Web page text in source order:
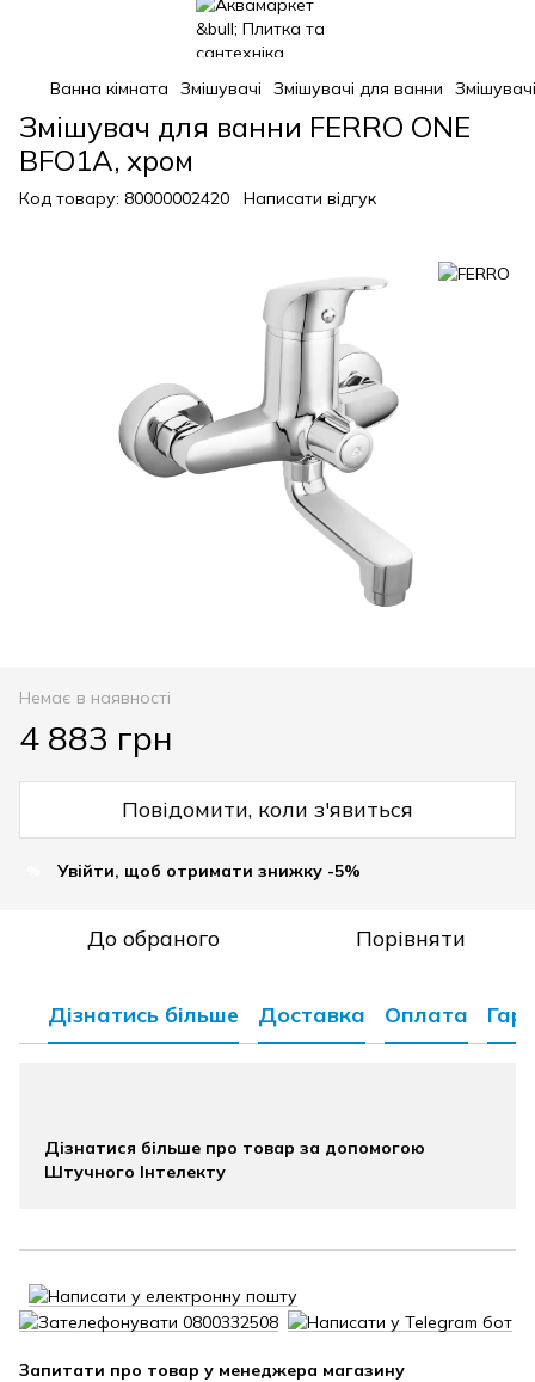
Ванна кімната Змішувачі Змішувачі для ванни
Змішувач для ванни FERRO ONE
BFO1A, хром
Код товару: 80000002420 Написати відгук
Немає в наявності
4 883 грн
Повідомити, коли з'явиться
Увійти, щоб отримати знижку -5%
До обраного Порівняти
Дізнатись більше Доставка Оплата
Дізнатися більше про товар за допомогою
Штучного Інтелекту
Запитати про товар у менеджера магазину